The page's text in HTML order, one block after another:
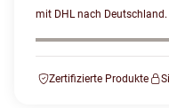
mit DHL nach Deutschland.
Zertifizierte Produkte